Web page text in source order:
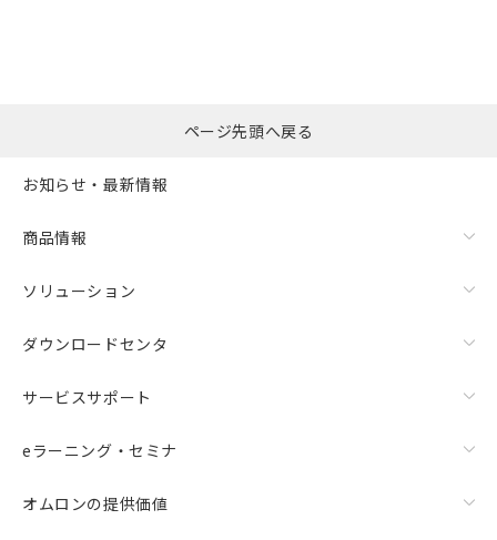
ページ先頭へ戻る
お知らせ・最新情報
商品情報
ソリューション
ダウンロードセンタ
サービスサポート
eラーニング・セミナ
オムロンの提供価値